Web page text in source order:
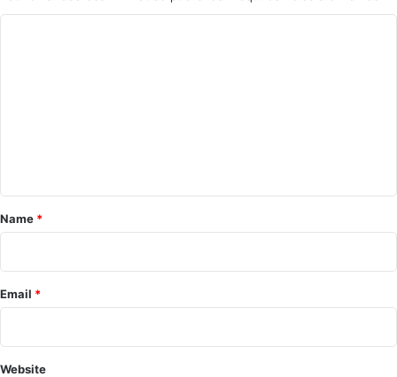
*
Name *
Email *
Website